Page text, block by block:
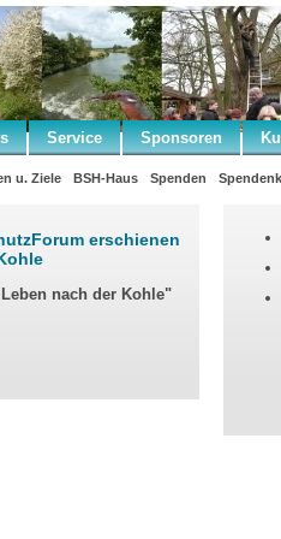
Service Sponsoren
u. Ziele BSH-Haus Spenden
erschienen
nach der Kohle"